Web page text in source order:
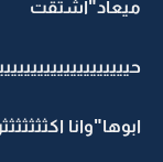
ابوها"وانا